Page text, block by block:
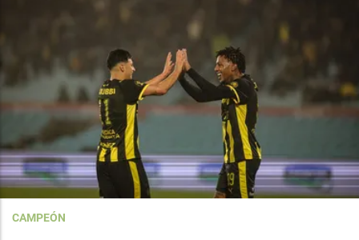
CAMPEÓN